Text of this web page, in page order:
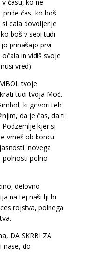
času, ko ne
pride čas, ko boš
dala dovoljenje
boš v sebi tudi
prinašajo prvi
in vidiš svoje
vred)
tvoje
tudi tvoja Moč.
ki govori tebi
da je čas, da ti
kjer si
vrneš ob koncu
novega
polnosti polno
delovno
na tej naši ljubi
rojstva, polnega
DA SKRBI ZA
nase, do